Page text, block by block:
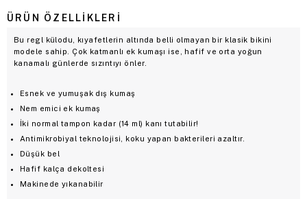
ÜRÜN ÖZELLIKLERI
Bu regl külodu, kıyafetlerin altında belli olmayan bir klasik bikini
modele sahip. Çok katmanlı ek kumaşı ise, hafif ve orta yoğun
kanamalı günlerde sızıntıyı önler.
Esnek ve yumuşak dış kumaş
Nem emici ek kumaş
İki normal tampon kadar (14 ml) kanı tutabilir!
Antimikrobiyal teknolojisi, koku yapan bakterileri azaltır.
Düşük bel
Hafif kalça dekoltesi
Makinede yıkanabilir